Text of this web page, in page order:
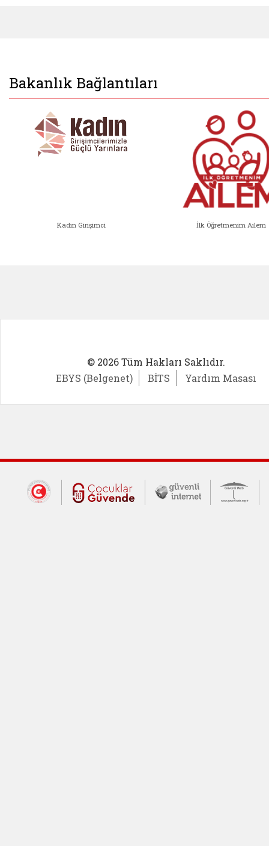
Bakanlık Bağlantıları
Kadın Girişimci İlk Öğretmenim Ailem
© 2026 Tüm Hakları Saklıdır.
EBYS (Belgenet)
BİTS Yardım Masası
Dış Bağlantılar
Cumhurbaşkanlığı İletişim Merkezi
Çocuklar Güvende (yeni
Güvenli